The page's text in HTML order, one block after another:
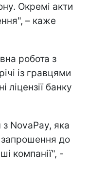
Окремі акти
– каже
робота з
із гравцями
ліцензії банку
NovaPay, яка
запрошення до
компанії", -